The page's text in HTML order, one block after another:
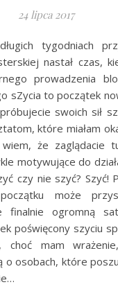
24 lipca 2017
nastał czas,
prowadzenia
sZycia to początek
swoich sił
które miałam
że zaglądacie
motywujące do
czy nie szyć? Szyć!
może
finalnie ogromną
poświęcony szyciu
choć mam
o osobach, które